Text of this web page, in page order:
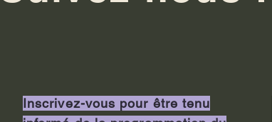
Inscrivez-vous pour être tenu